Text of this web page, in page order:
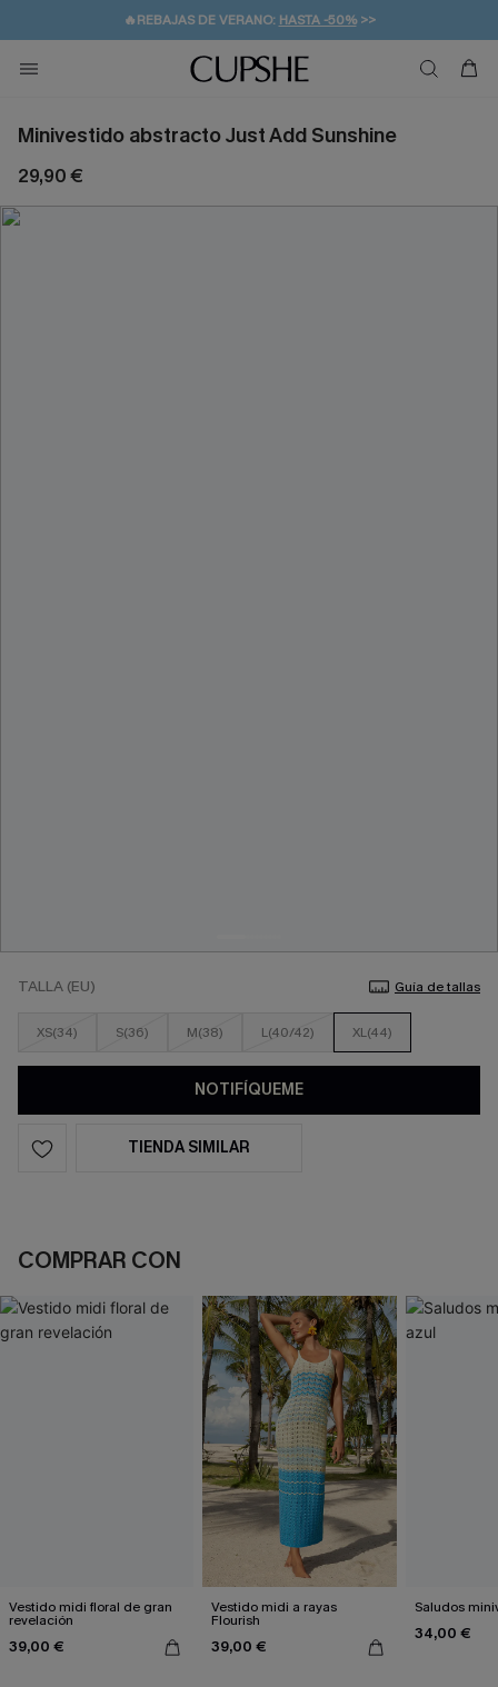
👒PROMOCIÓN DE VERANO:-10% EN 2 VESTIDOS
💌¡SUSCRIBIRSE & GANAR -10% EXTRA!
🚚ENVÍO GRATUITO A PARTIR DE 49 € >>
Minivestido abstracto Just Add Sunshine
29,90 €
TALLA (EU) Guía de tallas
XS(34) S(36) M(38) L(40/42) XL(44)
NOTIFÍQUEME
TIENDA SIMILAR
COMPRAR CON
Vestido midi floral de gran
revelación
39,00 €
Vestido midi a rayas
Flourish
39,00 €
Saludos
34,00 €